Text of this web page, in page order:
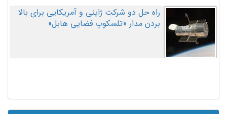
اصلاح کنیم.
راه حل دو شرکت ژاپنی و آمریکایی برای بالا
بردن مدار «تلسکوپ فضایی هابل»